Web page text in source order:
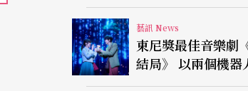
藝訊 News
東尼獎最佳音樂劇
結局》 以兩個機器
視有限人生